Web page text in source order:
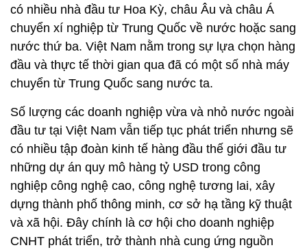
có nhiều nhà đầu tư Hoa Kỳ, châu Âu và châu Á
chuyển xí nghiệp từ Trung Quốc về nước hoặc sang
nước thứ ba. Việt Nam nằm trong sự lựa chọn hàng
đầu và thực tế thời gian qua đã có một số nhà máy
chuyển từ Trung Quốc sang nước ta.
Số lượng các doanh nghiệp vừa và nhỏ nước ngoài
đầu tư tại Việt Nam vẫn tiếp tục phát triển nhưng sẽ
có nhiều tập đoàn kinh tế hàng đầu thế giới đầu tư
những dự án quy mô hàng tỷ USD trong công
nghiệp công nghệ cao, công nghệ tương lai, xây
dựng thành phố thông minh, cơ sở hạ tầng kỹ thuật
và xã hội. Đây chính là cơ hội cho doanh nghiệp
CNHT phát triển, trở thành nhà cung ứng nguồn